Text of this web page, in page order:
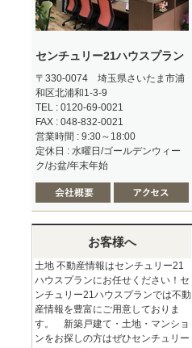
センチュリー21ハウスプラン
〒330-0074 埼玉県さいたま市浦
和区北浦和1-3-9
TEL : 0120-69-0021
FAX : 048-832-0021
営業時間 : 9:30～18:00
定休日 : 水曜日/ゴールデンウィー
ク/お盆/年末年始
お客様へ
土地 不動産情報はセンチュリー21
ハウスプランにお任せください！セ
ンチュリー21ハウスプランでは不動
産情報を豊富にご用意しておりま
す。 新築戸建て・土地・マンショ
ンをお探しの方はぜひセンチュリー